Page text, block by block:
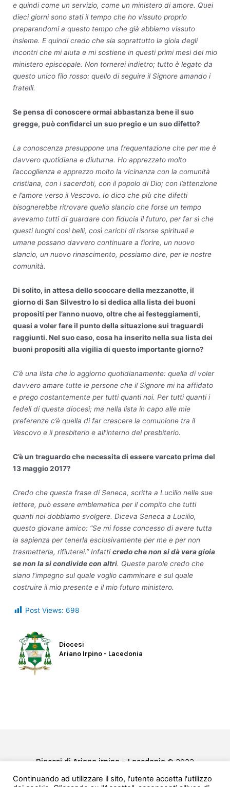
e quindi come un servizio, come un ministero di amore. Quei
dieci giorni sono stati il tempo che ho vissuto proprio
preparandomi a questo tempo che già abbiamo vissuto
insieme. E quindi credo che sia soprattutto la gioia degli
incontri che mi aiuta e mi sostiene in questi primi mesi del mio
ministero episcopale. Non tornerei indietro; tutto è legato da
questo unico filo rosso: quello di seguire il Signore amando i
fratelli.
Se pensa di conoscere ormai abbastanza bene il suo
gregge, può confidarci un suo pregio e un suo difetto?
La conoscenza presuppone una frequentazione che per me è
davvero quotidiana e diuturna. Ho apprezzato molto
l’accoglienza e apprezzo molto la vicinanza con la comunità
cristiana, con i sacerdoti, con il popolo di Dio; con l’attenzione
e l’amore verso il Vescovo. Io dico che più che difetti
bisognerebbe ritrovare quello slancio che forse un tempo
avevamo tutti di guardare con fiducia il futuro, per far sì che
questi luoghi così belli, così carichi di risorse spirituali e
umane possano davvero continuare a fiorire, un nuovo
slancio, un nuovo rinascimento, possiamo dire, per le nostre
comunità.
Di solito, in attesa dello scoccare della mezzanotte, il
giorno di San Silvestro lo si dedica alla lista dei buoni
propositi per l’anno nuovo, oltre che ai festeggiamenti,
quasi a voler fare il punto della situazione sui traguardi
raggiunti. Nel suo caso, cosa ha inserito nella sua lista dei
buoni propositi alla vigilia di questo importante giorno?
C’è una lista che io aggiorno quotidianamente: quella di voler
davvero amare tutte le persone che il Signore mi ha affidato
e prego costantemente per tutti quanti noi. Per tutti quanti i
fedeli di questa diocesi; ma nella lista in capo alle mie
preferenze c’è quella di far crescere la comunione tra il
Vescovo e il presbiterio e all’interno del presbiterio.
C’è un traguardo che necessita di essere varcato prima del
13 maggio 2017?
Credo che questa frase di Seneca, scritta a Lucilio nelle sue
lettere, può essere emblematica per il compito che tutti
quanti noi dobbiamo svolgere. Diceva Seneca a Lucilio,
questo giovane amico: “Se mi fosse concesso di avere tutta
la sapienza per tenerla esclusivamente per me e per non
trasmetterla, rifiuterei.” Infatticredo che non si dà vera gioia
se non la si condivide con altri. Queste parole credo che
siano l’impegno sul quale voglio camminare e sul quale
costruire il mio presente e il mio futuro ministero.
Post Views: 698
Diocesi
Ariano Irpino - Lacedonia
Diocesi di Ariano irpino – Lacedonia © 2022
Privacy & Cookie Policy
Continuando ad utilizzare il sito, l'utente accetta l'utilizzo